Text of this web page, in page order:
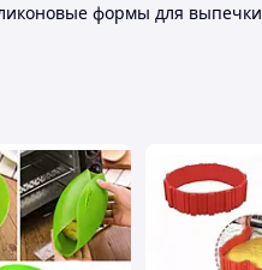
формы для выпечки